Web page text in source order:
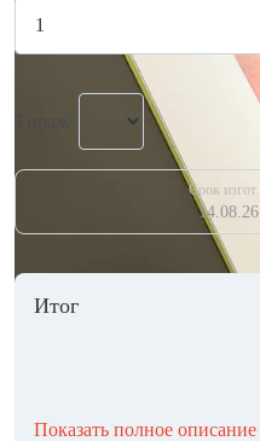
Срок изгот.
14.08.26
Итог
Показать полное описание